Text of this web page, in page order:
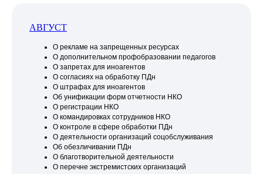
АВГУСТ
О рекламе на запрещенных ресурсах
О дополнительном профобразовании педагогов
О запретах для иноагентов
О согласиях на обработку ПДн
О штрафах для иноагентов
Об унификации форм отчетности НКО
О регистрации НКО
О командировках сотрудников НКО
О контроле в сфере обработки ПДн
О деятельности организаций соцобслуживания
Об обезличивании ПДн
О благотворительной деятельности
О перечне экстремистских организаций